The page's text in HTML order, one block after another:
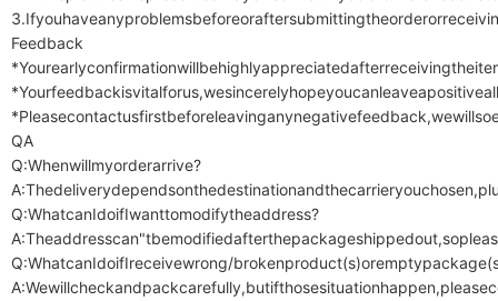
Feedback
QA
Q:Whenwillmyorderarrive?
Q:WhatcanIdoifIwanttomodifytheaddress?
Q:WhatcanIdoifIreceivewrong/